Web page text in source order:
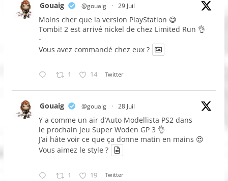
Gouaig @gouaig · 29 Juil
Moins cher que la version PlayStation 😅
Tombi! 2 est arrivé nickel de chez Limited Run 👌
-
Vous avez commandé chez eux ?
1 14 Twitter
Gouaig @gouaig · 28 Juil
Y a comme un air d’Auto Modellista PS2 dans
le prochain jeu Super Woden GP 3 👌
J’ai hâte voir ce que ça donne matin en mains 😍
Vous aimez le style ?
1 19 Twitter